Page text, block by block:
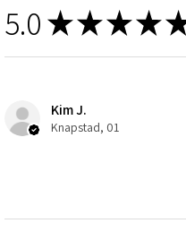
5.0 ★★★★
Kim J.
Knapstad, 01